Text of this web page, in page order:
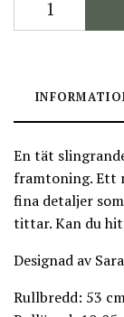
En tät
framtoning. Ett
fina detaljer
tittar. Kan du
Designad av
Rullbredd: 53